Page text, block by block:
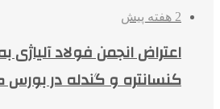
2 هفته پیش
اعتراض انجمن فولاد
کنسانتره و گندله در بورس